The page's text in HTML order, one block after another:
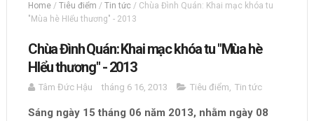
Home / Tiêu điểm / Tin tức / Chùa Đình Quán: Khai mạc khóa tu
"Mùa hè HIểu thương" - 2013
Chùa Đình Quán: Khai mạc khóa tu "Mùa hè
HIểu thương" - 2013
Tâm Đức Hậu tháng 6 16, 2013 Tiêu điểm, Tin tức
Sáng ngày 15 tháng 06 năm 2013, nhằm ngày 08